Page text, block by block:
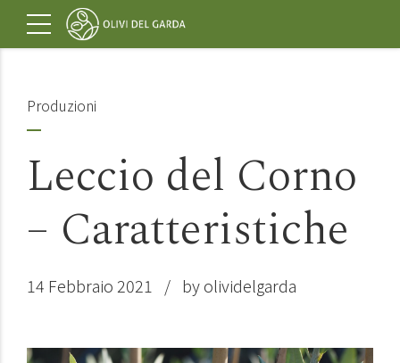
Produzioni
Leccio del Corno
– Caratteristiche
14 Febbraio 2021 by olividelgarda